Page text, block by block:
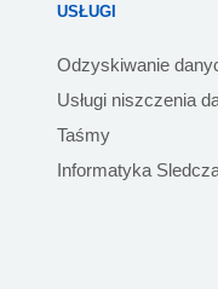
USŁUGI
Odzyskiwanie
Usługi niszczenia
Taśmy
Informatyka